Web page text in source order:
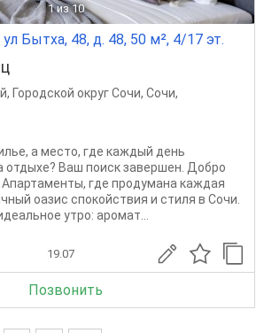
1 из 10
Бытха, 48, д. 48, 50 м², 4/17 эт.
, Городской округ Сочи, Сочи,
а место, где каждый день
отдыхе? Ваш поиск завершен. Добро
где продумана каждая
оазис спокойствия и стиля в Сочи.
утро: аромат...
19.07
Позвонить